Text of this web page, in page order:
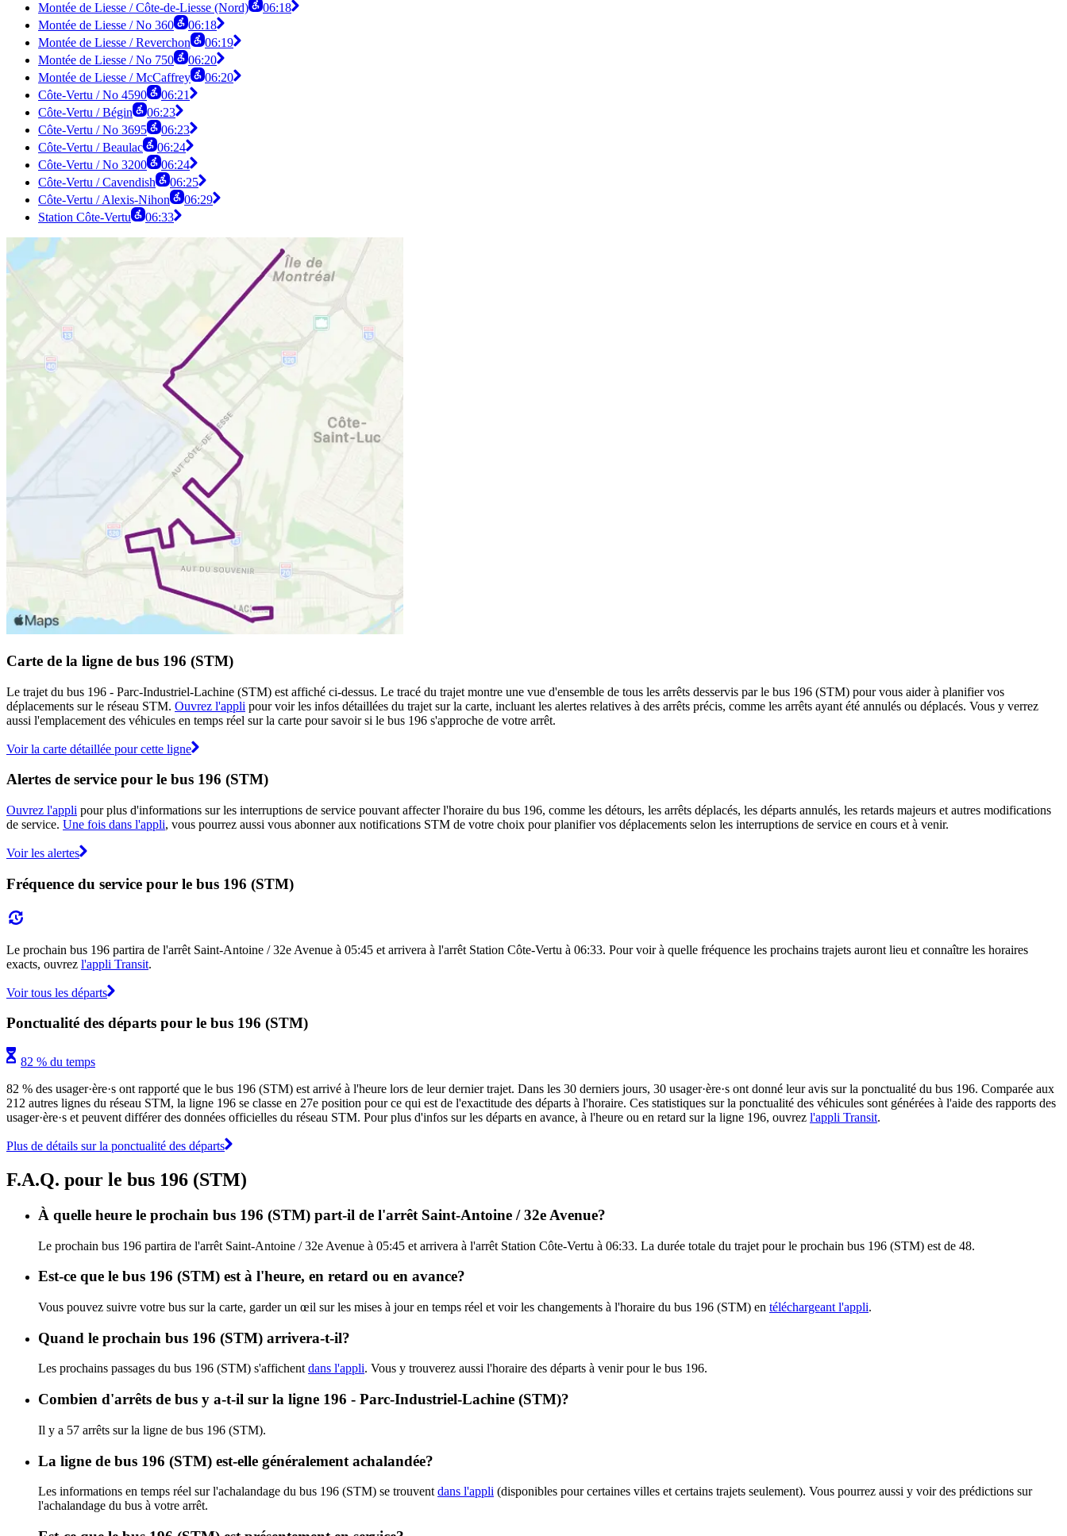
Montée de Liesse / Côte-de-Liesse (Nord)
06:18
Montée de Liesse / No 360
06:18
Montée de Liesse / Reverchon
06:19
Montée de Liesse / No 750
06:20
Montée de Liesse / McCaffrey
06:20
Côte-Vertu / No 4590
06:21
Côte-Vertu / Bégin
06:23
Côte-Vertu / No 3695
06:23
Côte-Vertu / Beaulac
06:24
Côte-Vertu / No 3200
06:24
Côte-Vertu / Cavendish
06:25
Côte-Vertu / Alexis-Nihon
06:29
Station Côte-Vertu
06:33
Carte de la ligne de bus 196 (STM)
Le trajet du bus 196 - Parc-Industriel-Lachine (STM) est affiché ci-dessus. Le tracé du trajet montre une vue d'ensemble de tous les arrêts desservis par le bus 196 (STM) pour vous aider à planifier vos
déplacements sur le réseau STM. Ouvrez l'appli pour voir les infos détaillées du trajet sur la carte, incluant les alertes relatives à des arrêts précis, comme les arrêts ayant été annulés ou déplacés. Vous y verrez
aussi l'emplacement des véhicules en temps réel sur la carte pour savoir si le bus 196 s'approche de votre arrêt.
Voir la carte détaillée pour cette ligne
Alertes de service pour le bus 196 (STM)
Ouvrez l'appli pour plus d'informations sur les interruptions de service pouvant affecter l'horaire du bus 196, comme les détours, les arrêts déplacés, les départs annulés, les retards majeurs et autres modifications
de service. Une fois dans l'appli, vous pourrez aussi vous abonner aux notifications STM de votre choix pour planifier vos déplacements selon les interruptions de service en cours et à venir.
Voir les alertes
Fréquence du service pour le bus 196 (STM)
Le prochain bus 196 partira de l'arrêt Saint-Antoine / 32e Avenue à 05:45 et arrivera à l'arrêt Station Côte-Vertu à 06:33. Pour voir à quelle fréquence les prochains trajets auront lieu et connaître les horaires
exacts, ouvrez l'appli Transit.
Voir tous les départs
Ponctualité des départs pour le bus 196 (STM)
82 % du temps
82 % des usager·ère·s ont rapporté que le bus 196 (STM) est arrivé à l'heure lors de leur dernier trajet. Dans les 30 derniers jours, 30 usager·ère·s ont donné leur avis sur la ponctualité du bus 196. Comparée aux
212 autres lignes du réseau STM, la ligne 196 se classe en 27e position pour ce qui est de l'exactitude des départs à l'horaire. Ces statistiques sur la ponctualité des véhicules sont générées à l'aide des rapports des
usager·ère·s et peuvent différer des données officielles du réseau STM. Pour plus d'infos sur les départs en avance, à l'heure ou en retard sur la ligne 196, ouvrez l'appli Transit.
Plus de détails sur la ponctualité des départs
F.A.Q. pour le bus 196 (STM)
À quelle heure le prochain bus 196 (STM) part-il de l'arrêt Saint-Antoine / 32e Avenue?
Le prochain bus 196 partira de l'arrêt Saint-Antoine / 32e Avenue à 05:45 et arrivera à l'arrêt Station Côte-Vertu à 06:33. La durée totale du trajet pour le prochain bus 196 (STM) est de 48.
Est-ce que le bus 196 (STM) est à l'heure, en retard ou en avance?
Vous pouvez suivre votre bus sur la carte, garder un œil sur les mises à jour en temps réel et voir les changements à l'horaire du bus 196 (STM) en téléchargeant l'appli.
Quand le prochain bus 196 (STM) arrivera-t-il?
Les prochains passages du bus 196 (STM) s'affichent dans l'appli. Vous y trouverez aussi l'horaire des départs à venir pour le bus 196.
Combien d'arrêts de bus y a-t-il sur la ligne 196 - Parc-Industriel-Lachine (STM)?
Il y a 57 arrêts sur la ligne de bus 196 (STM).
La ligne de bus 196 (STM) est-elle généralement achalandée?
Les informations en temps réel sur l'achalandage du bus 196 (STM) se trouvent dans l'appli (disponibles pour certaines villes et certains trajets seulement). Vous pourrez aussi y voir des prédictions sur
l'achalandage du bus à votre arrêt.